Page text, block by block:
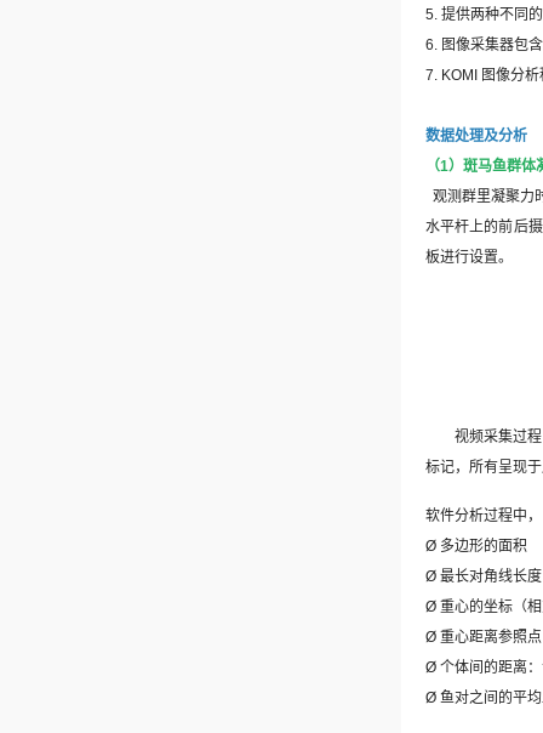
5. 提供两种不同
6. 图像采集器包
7. KOMI 图像分
数据处理及分析
（1）斑马鱼群体
观测群里凝聚力
水平杆上的前后
板进行设置。
视频采集过
标记，所有呈现
软件分析过程中
Ø 多边形的面积
Ø 最长对角线长度
Ø 重心的坐标（
Ø 重心距离参照
Ø 个体间的距离
Ø 鱼对之间的平